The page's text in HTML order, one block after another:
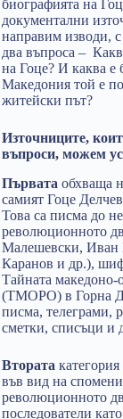
биографията на
документални
направим изводи,
два въпроса –
на Гоце? И каква е
Македония той е
житейски път?
Източниците,
въпроси, можем
Първата обхваща
самият Гоце
Това са писма до
революционното
Малешевски, Иван
Каранов и др.),
Тайната
(ТМОРО) в Горна
писма, телеграми,
сметки, списъци и
Втората
във вид на
революционното
последователи като